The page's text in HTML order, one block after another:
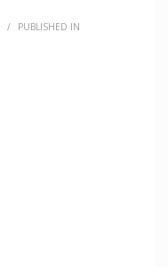
/ PUBLISHED IN